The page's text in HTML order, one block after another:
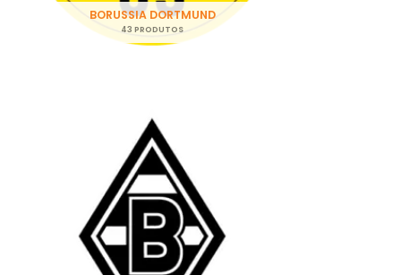
BORUSSIA DORTMUND
43 PRODUTOS